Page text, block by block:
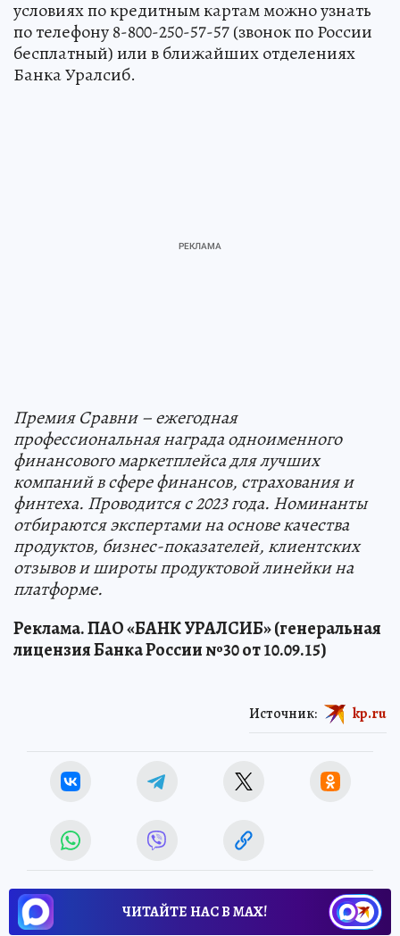
условиях по кредитным картам можно узнать
по телефону 8-800-250-57-57 (звонок по России
бесплатный) или в ближайших отделениях
Банка Уралсиб.
Премия Сравни – ежегодная
профессиональная награда одноименного
финансового маркетплейса для лучших
компаний в сфере финансов, страхования и
финтеха. Проводится с 2023 года. Номинанты
отбираются экспертами на основе качества
продуктов, бизнес-показателей, клиентских
отзывов и широты продуктовой линейки на
платформе.
Реклама. ПАО «БАНК УРАЛСИБ» (генеральная
лицензия Банка России №30 от 10.09.15)
Источник: kp.ru
ЧИТАЙТЕ НАС В МАХ!